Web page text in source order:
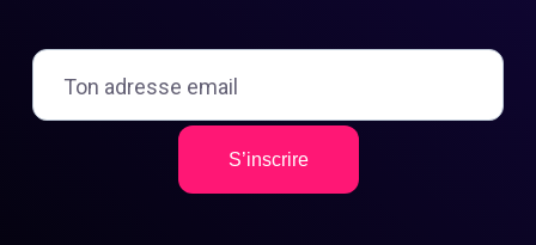
S’inscrire